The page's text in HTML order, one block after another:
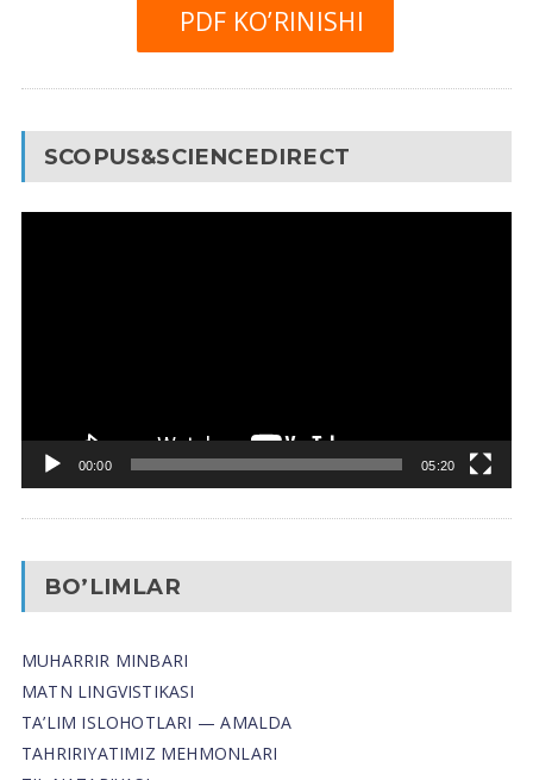
PDF KO’RINISHI
SCOPUS&SCIENCEDIRECT
00:00 05:20
BO’LIMLAR
MUHARRIR MINBARI
MATN LINGVISTIKASI
TA’LIM ISLOHOTLARI — AMALDA
TAHRIRIYATIMIZ MEHMONLARI